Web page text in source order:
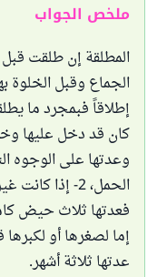
ملخص الجواب
المطلقة إن طلقت
الجماع وقبل الخلوة
إطلاقاً فبمجرد ما
كان قد دخل عليها
الحمل، 2-
إما لصغرها أو
عدتها ثلاثة أشهر.